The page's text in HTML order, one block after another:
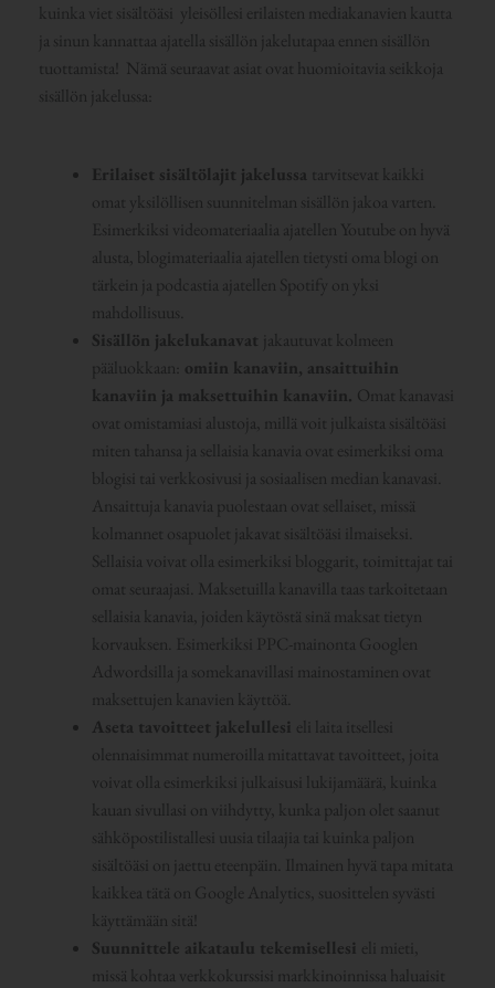
kuinka viet sisältöäsi yleisöllesi erilaisten mediakanavien kautta
ja sinun kannattaa ajatella sisällön jakelutapaa ennen sisällön
tuottamista! Nämä seuraavat asiat ovat huomioitavia seikkoja
sisällön jakelussa:
Erilaiset sisältölajit jakelussa tarvitsevat kaikki
omat yksilöllisen suunnitelman sisällön jakoa varten.
Esimerkiksi videomateriaalia ajatellen Youtube on hyvä
alusta, blogimateriaalia ajatellen tietysti oma blogi on
tärkein ja podcastia ajatellen Spotify on yksi
mahdollisuus.
Sisällön jakelukanavat jakautuvat kolmeen
pääluokkaan: omiin kanaviin, ansaittuihin
kanaviin ja maksettuihin kanaviin. Omat kanavasi
ovat omistamiasi alustoja, millä voit julkaista sisältöäsi
miten tahansa ja sellaisia kanavia ovat esimerkiksi oma
blogisi tai verkkosivusi ja sosiaalisen median kanavasi.
Ansaittuja kanavia puolestaan ovat sellaiset, missä
kolmannet osapuolet jakavat sisältöäsi ilmaiseksi.
Sellaisia voivat olla esimerkiksi bloggarit, toimittajat tai
omat seuraajasi. Maksetuilla kanavilla taas tarkoitetaan
sellaisia kanavia, joiden käytöstä sinä maksat tietyn
korvauksen. Esimerkiksi PPC-mainonta Googlen
Adwordsilla ja somekanavillasi mainostaminen ovat
maksettujen kanavien käyttöä.
Aseta tavoitteet jakelullesi eli laita itsellesi
olennaisimmat numeroilla mitattavat tavoitteet, joita
voivat olla esimerkiksi julkaisusi lukijamäärä, kuinka
kauan sivullasi on viihdytty, kunka paljon olet saanut
sähköpostilistallesi uusia tilaajia tai kuinka paljon
sisältöäsi on jaettu eteenpäin. Ilmainen hyvä tapa mitata
kaikkea tätä on Google Analytics, suosittelen syvästi
käyttämään sitä!
Suunnittele aikataulu tekemisellesi eli mieti,
missä kohtaa verkkokurssisi markkinoinnissa haluaisit